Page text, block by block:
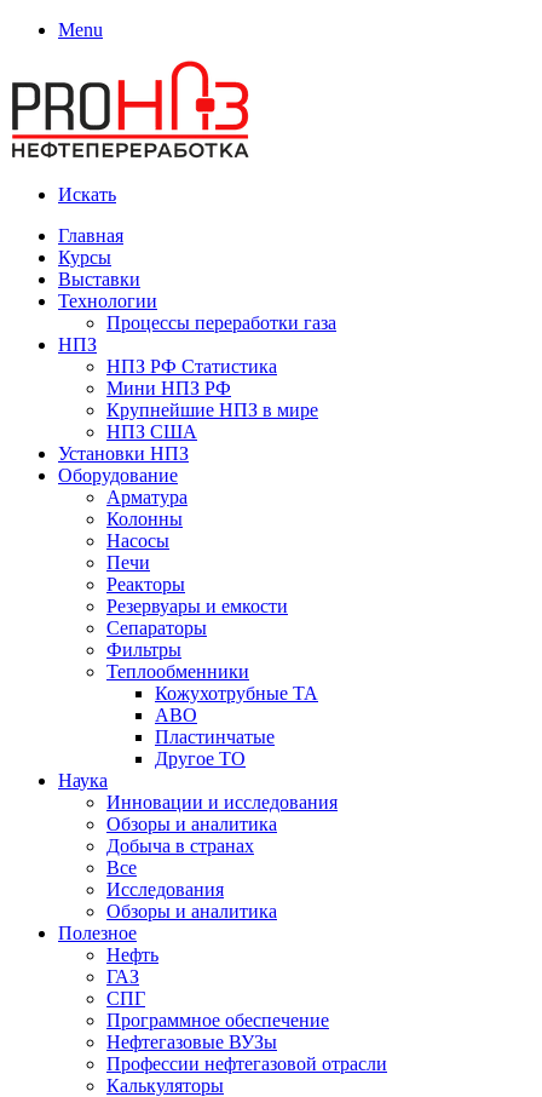
Menu
Искать
Главная
Курсы
Выставки
Технологии
Процессы переработки газа
НПЗ
НПЗ РФ Статистика
Мини НПЗ РФ
Крупнейшие НПЗ в мире
НПЗ США
Установки НПЗ
Оборудование
Арматура
Колонны
Насосы
Печи
Реакторы
Резервуары и емкости
Сепараторы
Фильтры
Теплообменники
Кожухотрубные ТА
АВО
Пластинчатые
Другое ТО
Наука
Инновации и исследования
Обзоры и аналитика
Добыча в странах
Все
Исследования
Обзоры и аналитика
Полезное
Нефть
ГАЗ
СПГ
Программное обеспечение
Нефтегазовые ВУЗы
Профессии нефтегазовой отрасли
Калькуляторы